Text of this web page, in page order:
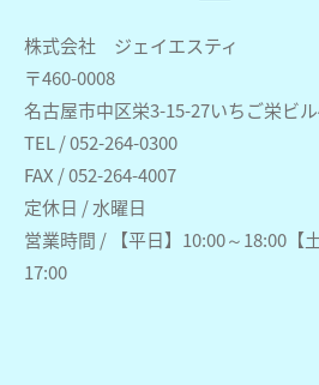
株式会社 ジェイエスティ
〒460-0008
名古屋市中区栄3-15-27いちご栄ビ
TEL / 052-264-0300
FAX / 052-264-4007
定休日 / 水曜日
営業時間 / 【平日】10:00～18:00【
17:00